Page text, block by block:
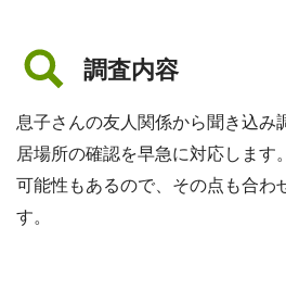
調査内容
息子さんの友人関係から聞き込み
居場所の確認を早急に対応します
可能性もあるので、その点も合わ
す。